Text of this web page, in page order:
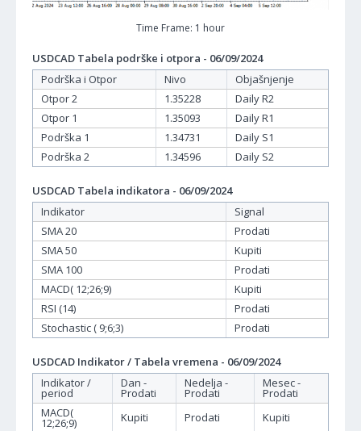
Time Frame: 1 hour
USDCAD Tabela podrške i otpora - 06/09/2024
Podrška i Otpor
Nivo
Objašnjenje
Otpor 2
1.35228
Daily R2
Otpor 1
1.35093
Daily R1
Podrška 1
1.34731
Daily S1
Podrška 2
1.34596 Daily S2
USDCAD Tabela indikatora - 06/09/2024
Indikator
Signal
SMA 20
Prodati
SMA 50
Kupiti
SMA 100
Prodati
MACD( 12;26;9)
Kupiti
RSI (14)
Prodati
Stochastic ( 9;6;3)
Prodati
USDCAD Indikator / Tabela vremena - 06/09/2024
Indikator /
period
Dan -
Prodati
Nedelja -
Prodati
Mesec -
Prodati
MACD(
12;26;9) Kupiti Prodati
Kupiti